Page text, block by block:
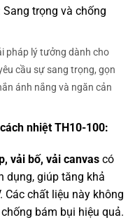
Sang trọng và chống
pháp lý tưởng dành cho
cầu sự sang trọng, gọn
ánh nắng và ngăn cản
nhiệt TH10-100:
vải bố, vải canvas có
dụng, giúp tăng khả
Các chất liệu này không
bám bụi hiệu quả.